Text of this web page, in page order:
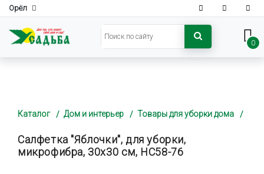
Орёл
0
Каталог Дом и интерьер Товары для уборки дома
Салфетка "Яблочки", для уборки,
микрофибра, 30х30 см, НС58-76